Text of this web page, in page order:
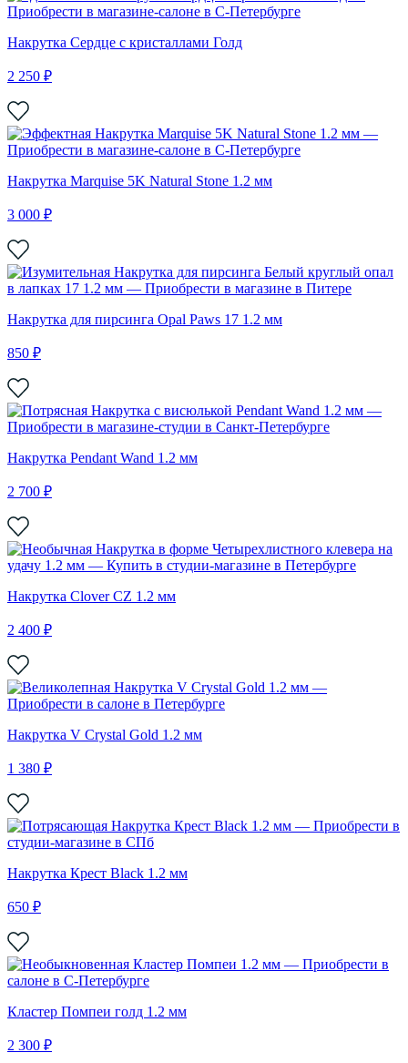
Накрутка Сердце с кристаллами Голд
2 250 ₽
Накрутка Marquise 5K Natural Stone 1.2 мм
3 000 ₽
Накрутка для пирсинга Opal Paws 17 1.2 мм
850 ₽
Накрутка Pendant Wand 1.2 мм
2 700 ₽
Накрутка Clover CZ 1.2 мм
2 400 ₽
Накрутка V Crystal Gold 1.2 мм
1 380 ₽
Накрутка Крест Black 1.2 мм
650 ₽
Кластер Помпеи голд 1.2 мм
2 300 ₽